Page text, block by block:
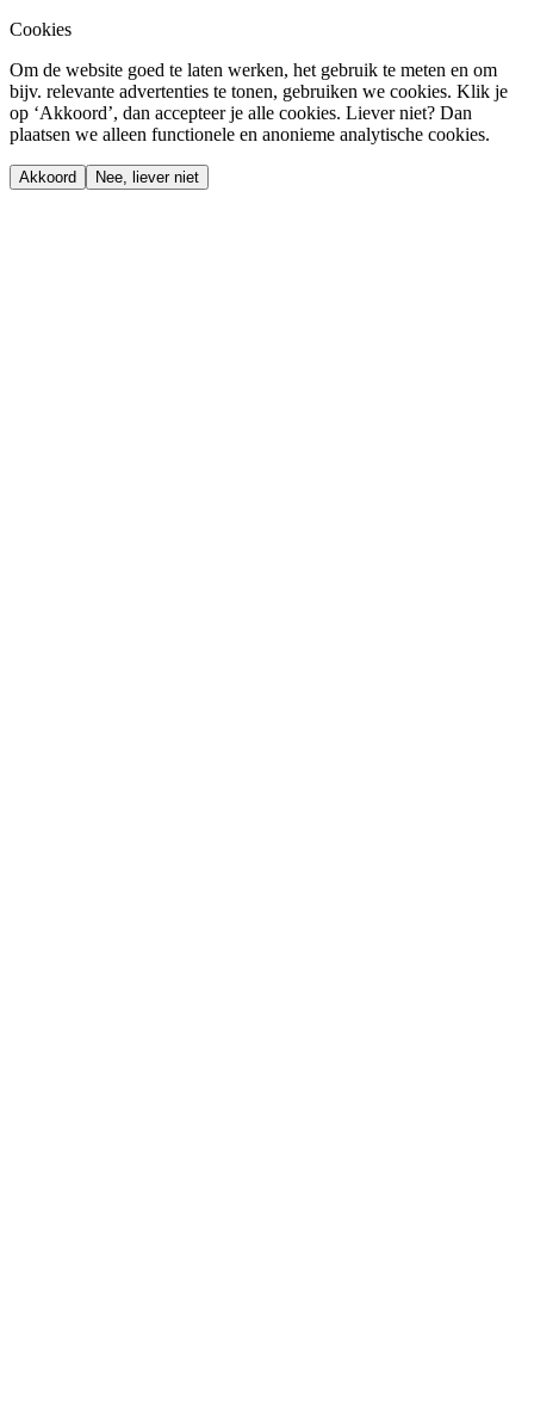
Cookies
Om de website goed te laten werken, het gebruik te meten en om
bijv. relevante advertenties te tonen, gebruiken we cookies. Klik je
op ‘Akkoord’, dan accepteer je alle cookies. Liever niet? Dan
plaatsen we alleen functionele en anonieme analytische cookies.
Akkoord Nee, liever niet